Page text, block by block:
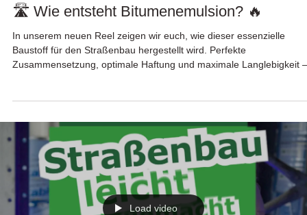
🛣️ Wie entsteht Bitumenemulsion? 🔥
In unserem neuen Reel zeigen wir euch, wie dieser essenzielle
Baustoff für den Straßenbau hergestellt wird. Perfekte
Zusammensetzung, optimale Haftung und maximale Langlebigkeit –
Load video